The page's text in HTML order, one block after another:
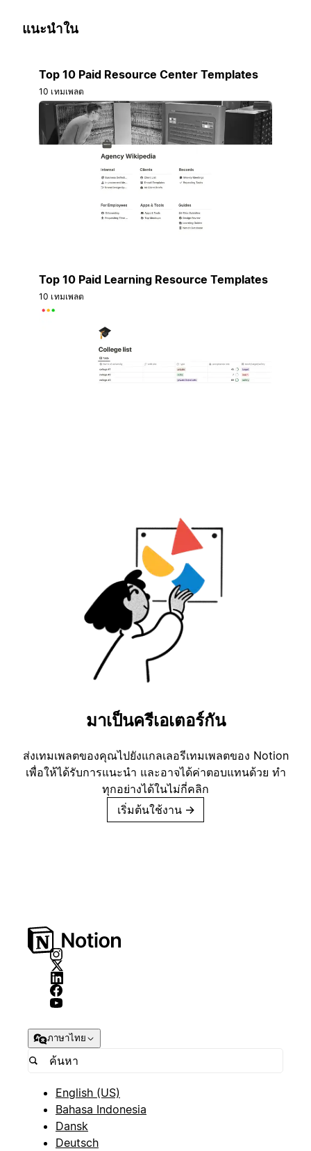
แนะนำใน
Top 10 Paid Resource Center Templates
10 เทมเพลต
Top 10 Paid Learning Resource Templates
10 เทมเพลต
มาเป็นครีเอเตอร์กัน
ส่งเทมเพลตของคุณไปยังแกลเลอรีเทมเพลตของ Notion
เพื่อให้ได้รับการแนะนำ และอาจได้ค่าตอบแทนด้วย ทำ
ทุกอย่างได้ในไม่กี่คลิก
เริ่มต้นใช้งาน →
ภาษาไทย
English (US)
Bahasa Indonesia
Dansk
Deutsch